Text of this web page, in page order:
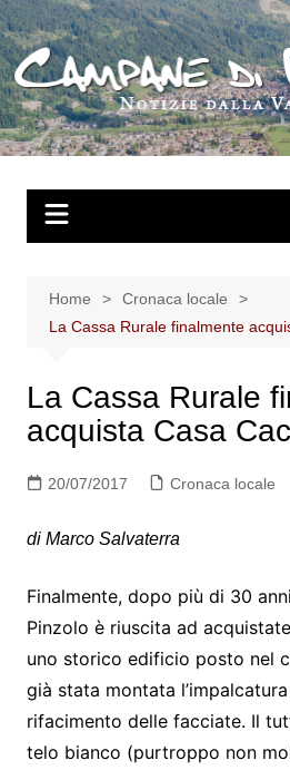
Salta
al
contenuto
Home
Cronaca locale
La Cassa Rurale finalmente
La Cassa Rurale
acquista Casa
20/07/2017 Cronaca locale
di Marco Salvaterra
Finalmente, dopo più di 30
Pinzolo è riuscita ad
uno storico edificio posto nel
già stata montata
rifacimento delle facciate. Il
telo bianco (purtroppo non